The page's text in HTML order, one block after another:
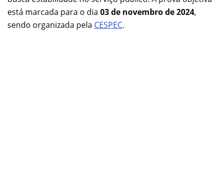
está marcada para o dia 03 de novembro de 2024,
sendo organizada pela CESPEC.